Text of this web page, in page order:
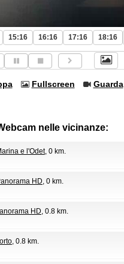
15:16 16:16 17:16 18:16
Fullscreen Guarda
nelle vicinanze:
e l'Odet, 0 km.
HD, 0 km.
HD, 0.8 km.
, 0.8 km.